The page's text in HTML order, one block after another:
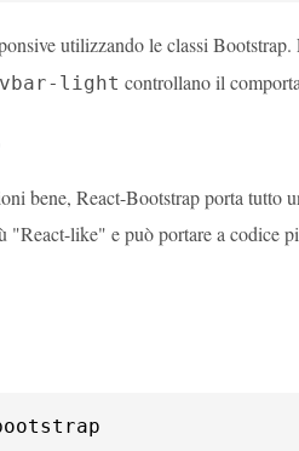
utilizzando le classi Bootstrap.
light controllano il
bene, React-Bootstrap porta tutto
like" e può portare a codice